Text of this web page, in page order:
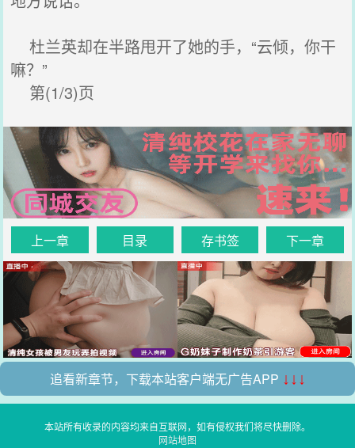
杜兰英却在半路甩开了她的手，“云倾，你干
嘛？”
第(1/3)页
上一章 目录 存书签 下一章
追看新章节，下载本站客户端无广告APP ↓↓↓
本站所有收录的内容均来自互联网，如有侵权我们将尽快删除。
网站地图